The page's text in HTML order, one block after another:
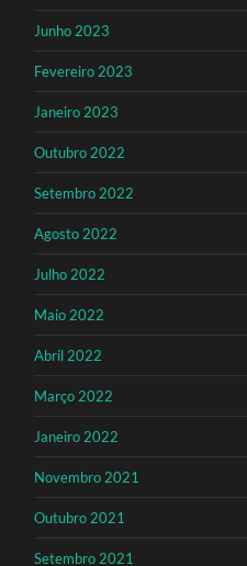
Junho 2023
Fevereiro 2023
Janeiro 2023
Outubro 2022
Setembro 2022
Agosto 2022
Julho 2022
Maio 2022
Abril 2022
Março 2022
Janeiro 2022
Novembro 2021
Outubro 2021
Setembro 2021